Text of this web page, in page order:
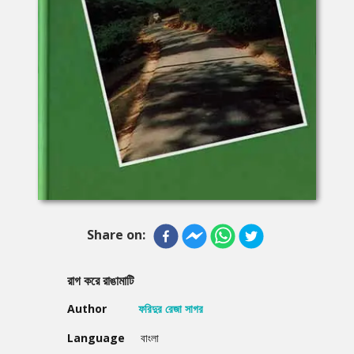
Share on:
রাগ করে রাঙামাটি
Author
ফরিদুর রেজা সাগর
Language
বাংলা